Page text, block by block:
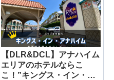
【DLR&DCL】アナハイム
エリアのホテルならこ
こ！”キングス・イン・ア